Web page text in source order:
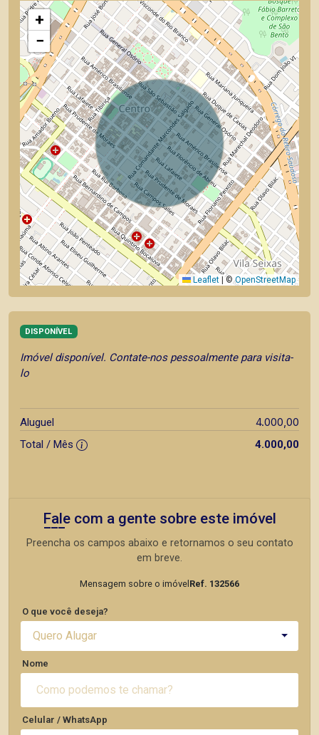
+
−
Leaflet | ©OpenStreetMap
DISPONÍVEL
Imóvel disponível. Contate-nos pessoalmente para visita-
lo
Aluguel 4.000,00
Total / Mês 4.000,00
Fale com a gente sobre este imóvel
Preencha os campos abaixo e retornamos o seu contato
em breve.
Mensagem sobre o imóvelRef. 132566
O que você deseja?
Quero Alugar
Nome
Celular / WhatsApp